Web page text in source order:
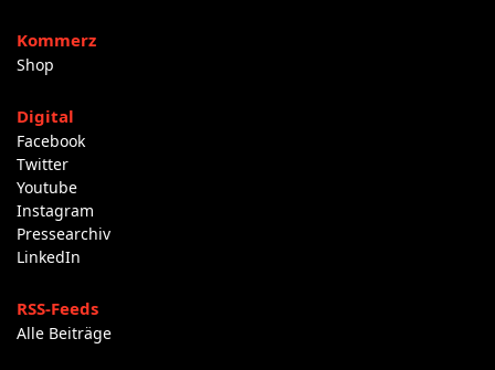
Kommerz
Shop
Digital
Facebook
Twitter
Youtube
Instagram
Pressearchiv
LinkedIn
RSS-Feeds
Alle Beiträge